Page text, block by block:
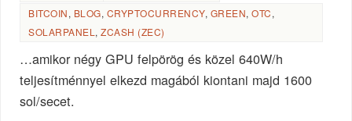
BITCOIN, BLOG, CRYPTOCURRENCY, GREEN,OTC,
SOLARPANEL,ZCASH (ZEC)
…amikor négy GPU felpörög és közel 640W/h
teljesítménnyel elkezd magából kiontani majd 1600
sol/secet.